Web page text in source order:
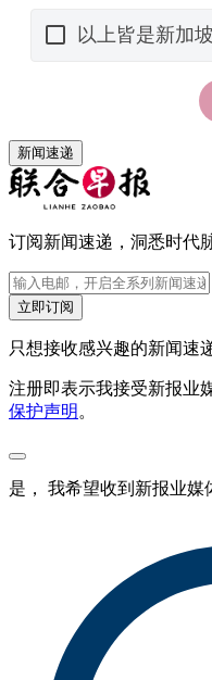
新闻速递
订阅新闻速递，洞悉时代
立即订阅
只想接收感兴趣的新闻速
注册即表示我接受新报业
保护声明 。
是， 我希望收到新报业媒